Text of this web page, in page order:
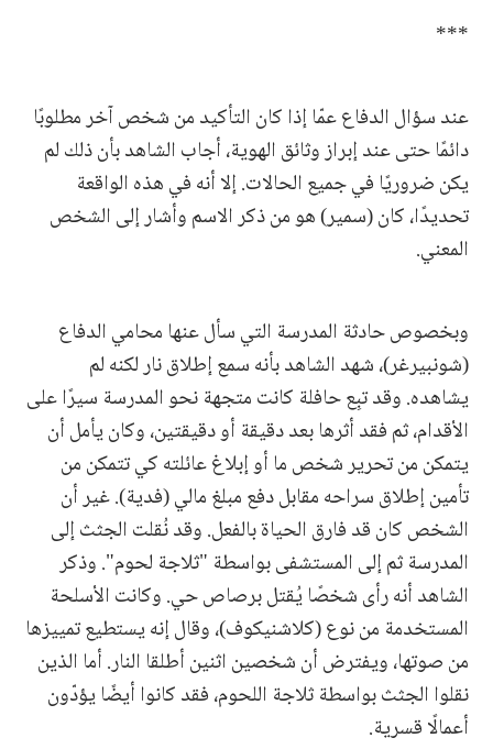
***
عند سؤال الدفاع عمّا إذا كان التأكيد من شخص آخر مطلوبًا
دائمًا حتى عند إبراز وثائق الهوية، أجاب الشاهد بأن ذلك لم
يكن ضروريًا في جميع الحالات. إلا أنه في هذه الواقعة
تحديدًا، كان (سمير) هو من ذكر الاسم وأشار إلى الشخص
المعني.
وبخصوص حادثة المدرسة التي سأل عنها محامي الدفاع
(شونبيرغر)، شهد الشاهد بأنه سمع إطلاق نار لكنه لم
يشاهده. وقد تبِع حافلة كانت متجهة نحو المدرسة سيرًا على
الأقدام، ثم فقد أثرها بعد دقيقة أو دقيقتين، وكان يأمل أن
يتمكن من تحرير شخص ما أو إبلاغ عائلته كي تتمكن من
تأمين إطلاق سراحه مقابل دفع مبلغ مالي (فدية). غير أن
الشخص كان قد فارق الحياة بالفعل. وقد نُقلت الجثث إلى
المدرسة ثم إلى المستشفى بواسطة "ثلاجة لحوم". وذكر
الشاهد أنه رأى شخصًا يُقتل برصاص حي. وكانت الأسلحة
المستخدمة من نوع (كلاشنيكوف)، وقال إنه يستطيع تمييزها
من صوتها، ويفترض أن شخصين اثنين أطلقا النار. أما الذين
نقلوا الجثث بواسطة ثلاجة اللحوم، فقد كانوا أيضًا يؤدّون
أعمالًا قسرية.